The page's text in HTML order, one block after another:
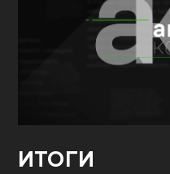
ИТОГИ